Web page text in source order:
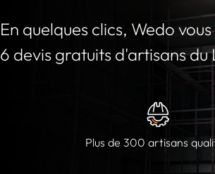
Vous êtes un Artisan ?
En quelques clics, Wedo
6 devis gratuits d'artisans du
Plus de 300 artisans